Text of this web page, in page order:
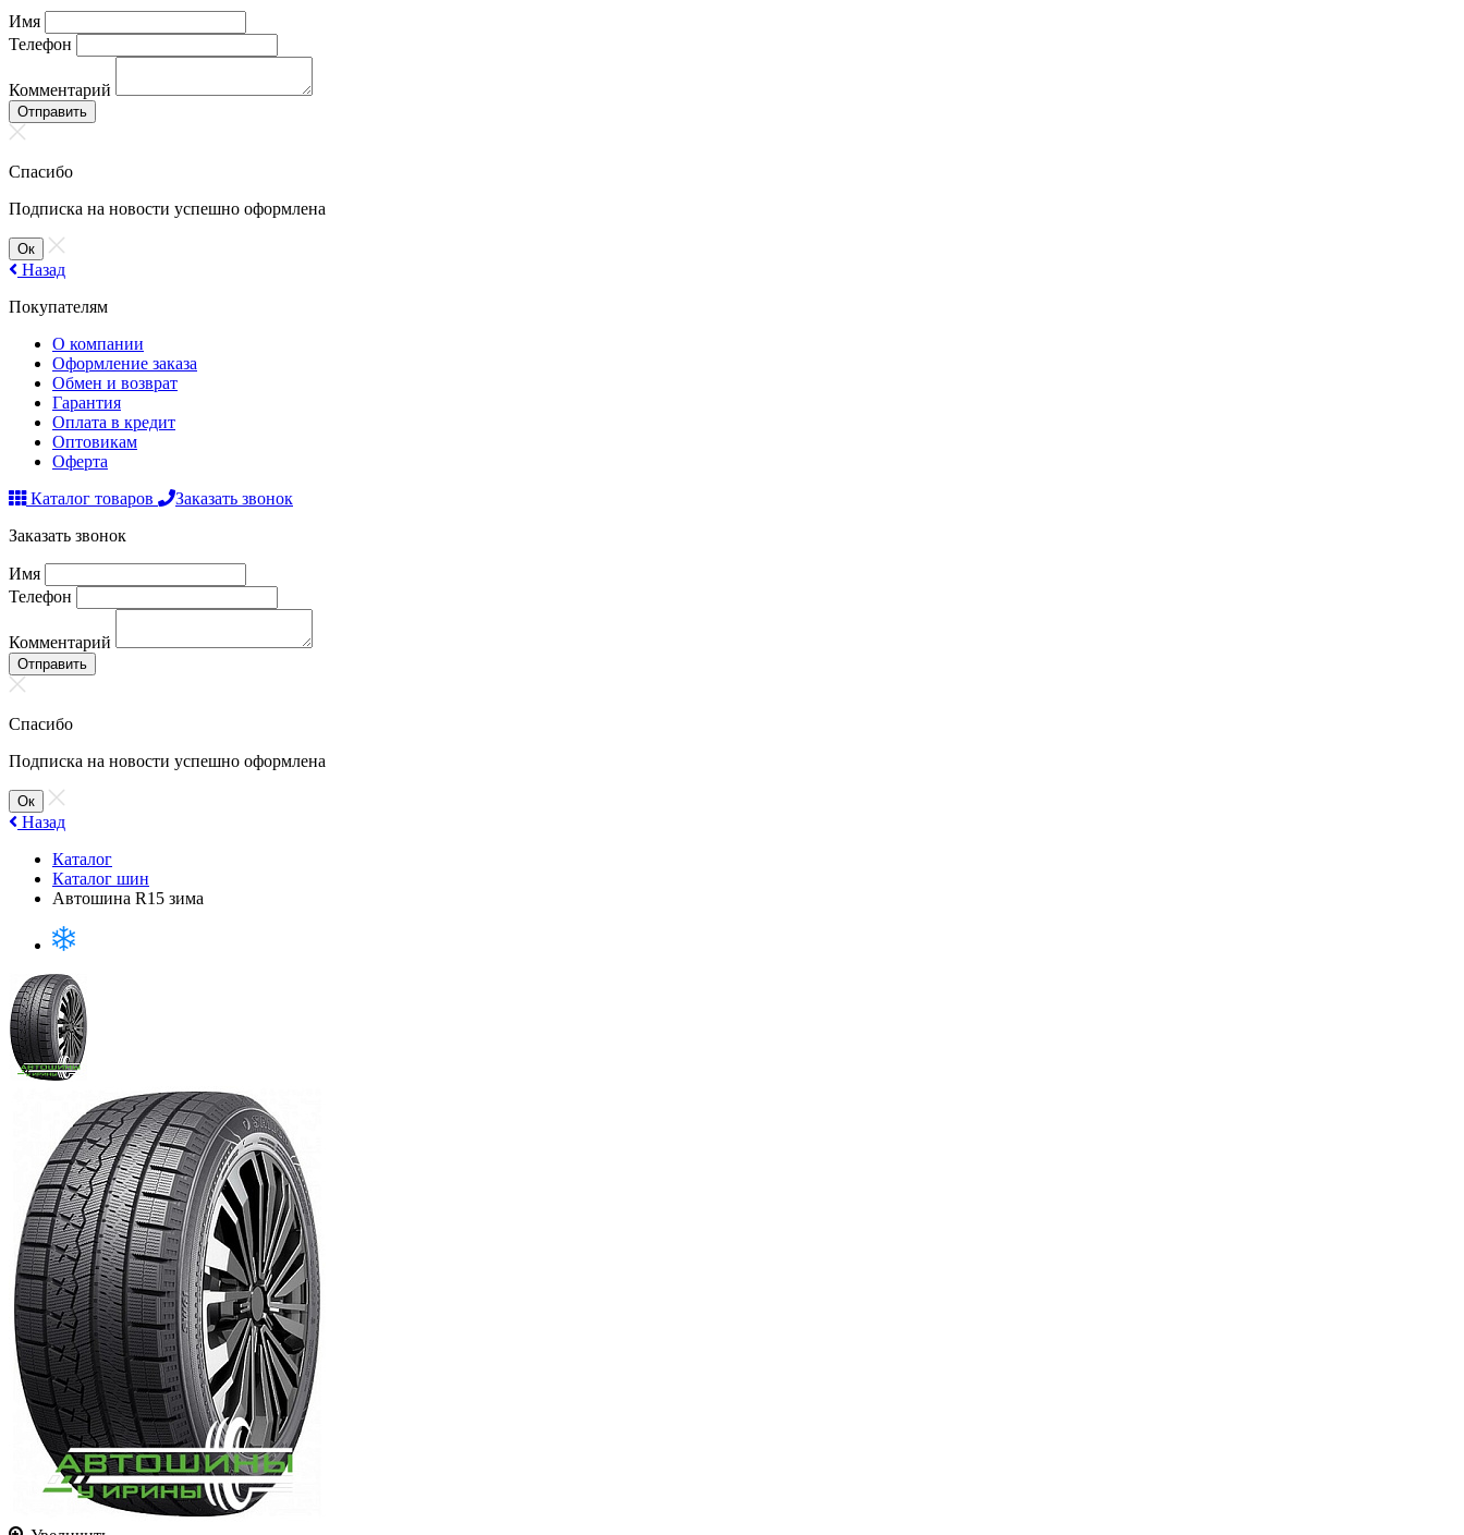
Имя
Телефон
Комментарий
Отправить
Спасибо
Подписка на новости успешно оформлена
Ок
Назад
Покупателям
О компании
Оформление заказа
Обмен и возврат
Гарантия
Оплата в кредит
Оптовикам
Оферта
Каталог товаров
Заказать звонок
Заказать звонок
Имя
Телефон
Комментарий
Отправить
Спасибо
Подписка на новости успешно оформлена
Ок
Назад
Каталог
Каталог шин
Автошина R15 зима